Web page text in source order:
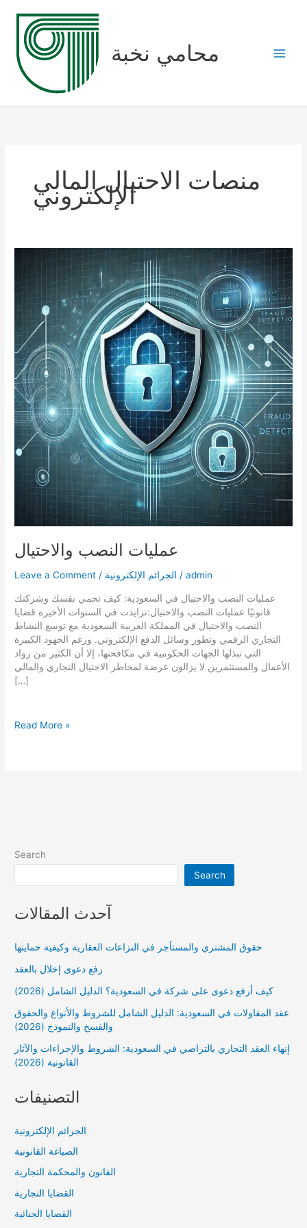
content
محامي نخبة
منصات الاحتيال المالي
الإلكتروني
عمليات النصب والاحتيال
Leave a Comment / الجرائم الإلكترونية /admin
عمليات النصب والاحتيال في السعودية: كيف تحمي نفسك وشركتك
قانونيًا عمليات النصب والاحتيال:تزايدت في السنوات الأخيرة قضايا
النصب والاحتيال في المملكة العربية السعودية مع توسع النشاط
التجاري الرقمي وتطور وسائل الدفع الإلكتروني. ورغم الجهود الكبيرة
التي تبذلها الجهات الحكومية في مكافحتها، إلا أن الكثير من رواد
الأعمال والمستثمرين لا يزالون عرضة لمخاطر الاحتيال التجاري والمالي
[…]
عمليات
Read More »
Search
Search
آحدث المقالات
حقوق المشتري والمستأجر في النزاعات العقارية وكيفية حمايتها
رفع دعوى إخلال بالعقد
كيف أرفع دعوى على شركة في السعودية؟ الدليل الشامل (2026)
عقد المقاولات في السعودية: الدليل الشامل للشروط والأنواع والحقوق
والفسخ والنموذج (2026)
إنهاء العقد التجاري بالتراضي في السعودية: الشروط والإجراءات والآثار
القانونية (2026)
التصنيفات
الجرائم الإلكترونية
الصياغة القانونية
القانون والمحكمة التجارية
القضايا التجارية
القضايا الجنائية